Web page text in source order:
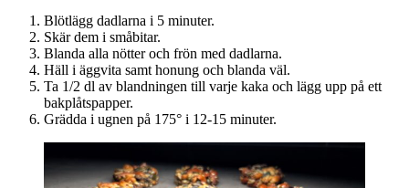
Blötlägg dadlarna i 5 minuter.
Skär dem i småbitar.
Blanda alla nötter och frön med dadlarna.
Häll i äggvita samt honung och blanda väl.
Ta 1/2 dl av blandningen till varje kaka och lägg upp på ett
bakplåtspapper.
Grädda i ugnen på 175° i 12-15 minuter.